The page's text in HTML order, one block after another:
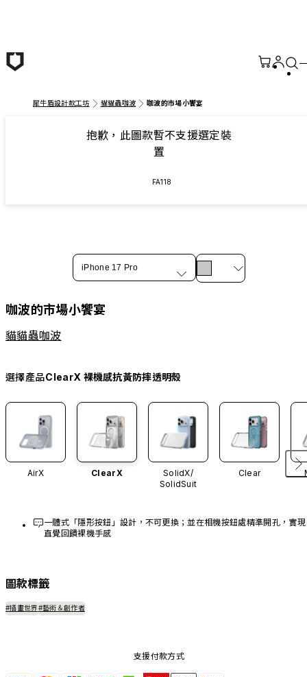
犀牛盾設計款工坊 貓貓蟲咖波 咖波的市場小饗宴
抱歉，此圖款暫不支援選定裝
置
FA118
iPhone 17 Pro
咖波的市場小饗宴
貓貓蟲咖波
選擇產品ClearX 裸機感抗黃防摔透明殼
AirX ClearX
SolidX/
SolidSuit
Clear
一體式「隱形按鈕」設計，不可更換；並在相機按鈕處精準開孔，實現
直覺回饋裸機手感
圖款標籤
#插畫世界#藝術＆創作者
支援付款方式